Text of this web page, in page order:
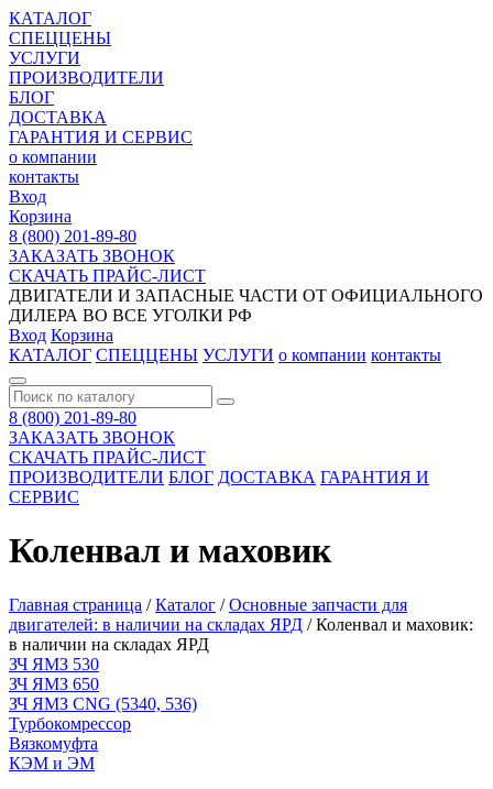
КАТАЛОГ
СПЕЦЦЕНЫ
УСЛУГИ
ПРОИЗВОДИТЕЛИ
БЛОГ
ДОСТАВКА
ГАРАНТИЯ И СЕРВИС
о компании
контакты
Вход
Корзина
8 (800) 201-89-80
ЗАКАЗАТЬ ЗВОНОК
СКАЧАТЬ ПРАЙС-ЛИСТ
ДВИГАТЕЛИ И ЗАПАСНЫЕ ЧАСТИ ОТ ОФИЦИАЛЬНОГО
ДИЛЕРА ВО ВСЕ УГОЛКИ РФ
Вход Корзина
КАТАЛОГ СПЕЦЦЕНЫ УСЛУГИ о компании контакты
8 (800) 201-89-80
ЗАКАЗАТЬ ЗВОНОК
СКАЧАТЬ ПРАЙС-ЛИСТ
ПРОИЗВОДИТЕЛИ БЛОГ ДОСТАВКА ГАРАНТИЯ И
СЕРВИС
Коленвал и маховик
Главная страница /Каталог /Основные запчасти для
двигателей: в наличии на складах ЯРД /Коленвал и маховик:
в наличии на складах ЯРД
ЗЧ ЯМЗ 530
ЗЧ ЯМЗ 650
ЗЧ ЯМЗ CNG (5340, 536)
Турбокомрессор
Вязкомуфта
КЭМ и ЭМ